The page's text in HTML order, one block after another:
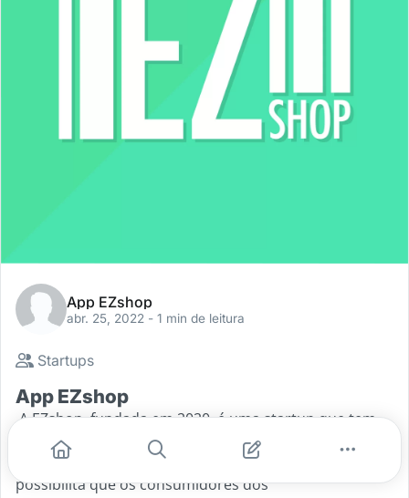
App EZshop
abr. 25, 2022 - 1 min de leitura
Startups
App EZshop
A EZshop, fundada em 2020, é uma startup que tem
como propósito inovar e facilitar a experiência de
compra do consumidor no varejo. A plataforma
possibilita que os consumidores dos